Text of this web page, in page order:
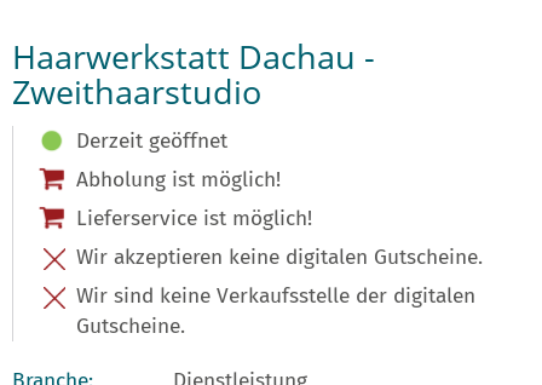
Haarwerkstatt Dachau -
Zweithaarstudio
Derzeit geöffnet
Abholung ist möglich!
Lieferservice ist möglich!
Wir akzeptieren keine digitalen Gutscheine.
Wir sind keine Verkaufsstelle der digitalen
Gutscheine.